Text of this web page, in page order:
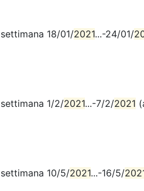
18/01/2021...-24/01/
1/2/2021...-7/2/2021
10/5/2021...-16/5/